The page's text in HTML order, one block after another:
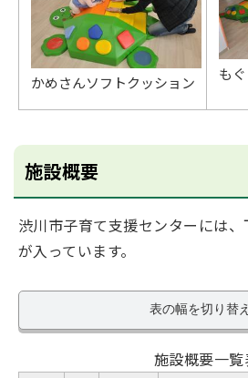
かめさんソフトクッション
も
施設概要
渋川市子育て支援センターには
が入っています。
表の幅を切り替
施設概要一覧